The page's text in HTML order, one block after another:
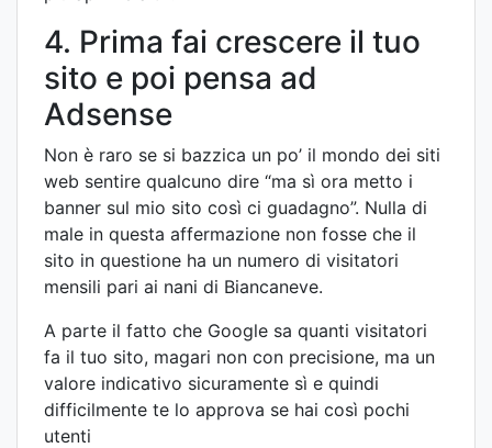
4. Prima fai crescere il tuo
sito e poi pensa ad
Adsense
Non è raro se si bazzica un po’ il mondo dei siti
web sentire qualcuno dire “ma sì ora metto i
banner sul mio sito così ci guadagno”. Nulla di
male in questa affermazione non fosse che il
sito in questione ha un numero di visitatori
mensili pari ai nani di Biancaneve.
A parte il fatto che Google sa quanti visitatori
fa il tuo sito, magari non con precisione, ma un
valore indicativo sicuramente sì e quindi
difficilmente te lo approva se hai così pochi
utenti